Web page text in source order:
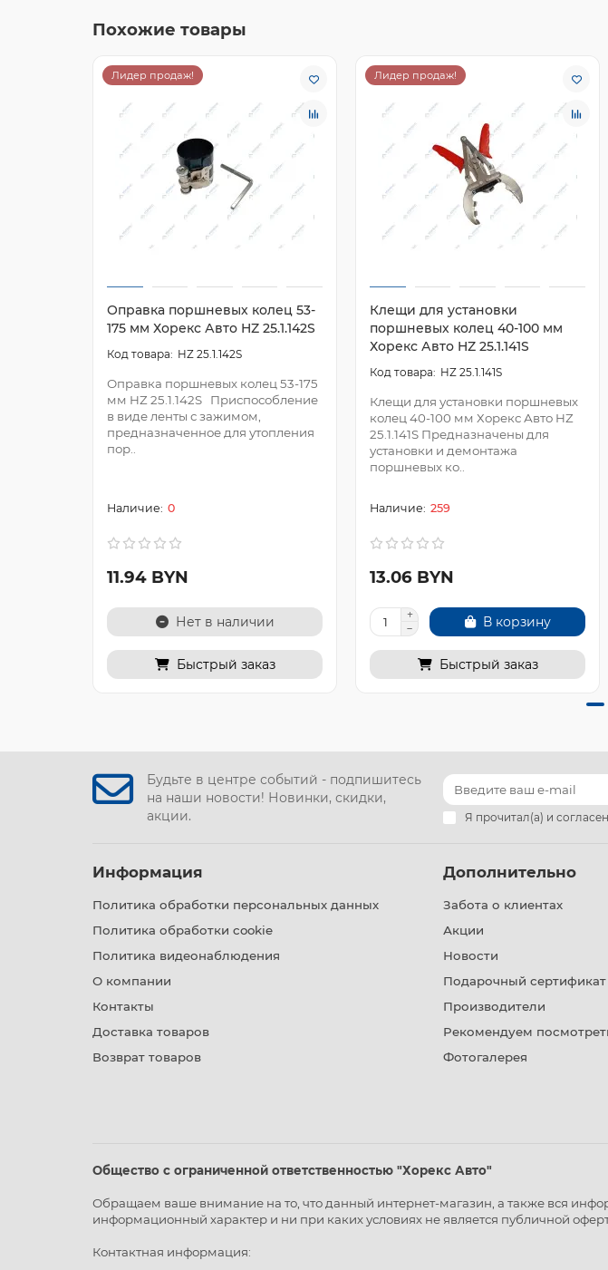
Похожие товары
Лидер продаж!
Оправка поршневых колец 53-
175 мм Хорекс Авто HZ 25.1.142S
HZ 25.1.142S
Оправка поршневых колец 53-175
мм HZ 25.1.142S Приспособление
в виде ленты с зажимом,
предназначенное для утопления
пор..
0
11.94 BYN
Нет в наличии
Быстрый заказ
Лидер продаж!
Клещи для установки
поршневых колец 40-100 мм
Хорекс Авто HZ 25.1.141S
HZ 25.1.141S
Клещи для установки поршневых
колец 40-100 мм Хорекс Авто HZ
25.1.141S Предназначены для
установки и демонтажа
поршневых ко..
259
13.06 BYN
В корзину
Быстрый заказ
Будьте в центре событий - подпишитесь
на наши новости! Новинки, скидки,
акции.
Я прочитал(а) и
Информация
Политика обработки персональных данных
Политика обработки cookie
Политика видеонаблюдения
О компании
Контакты
Доставка товаров
Возврат товаров
Дополнительно
Забота о клиентах
Акции
Новости
Подарочный сертификат
Производители
Рекомендуем
Фотогалерея
Общество с ограниченной ответственностью "Хорекс Авто"
Обращаем ваше внимание на то, что данный интернет-магазин, а также вся
информационный характер и ни при каких условиях не является публичной
Контактная информация: